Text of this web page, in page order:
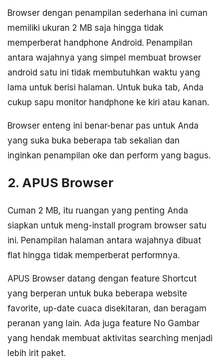
Browser dengan penampilan sederhana ini cuman
memiliki ukuran 2 MB saja hingga tidak
memperberat handphone Android. Penampilan
antara wajahnya yang simpel membuat browser
android satu ini tidak membutuhkan waktu yang
lama untuk berisi halaman. Untuk buka tab, Anda
cukup sapu monitor handphone ke kiri atau kanan.
Browser enteng ini benar-benar pas untuk Anda
yang suka buka beberapa tab sekalian dan
inginkan penampilan oke dan perform yang bagus.
2. APUS Browser
Cuman 2 MB, itu ruangan yang penting Anda
siapkan untuk meng-install program browser satu
ini. Penampilan halaman antara wajahnya dibuat
flat hingga tidak memperberat performnya.
APUS Browser datang dengan feature Shortcut
yang berperan untuk buka beberapa website
favorite, up-date cuaca disekitaran, dan beragam
peranan yang lain. Ada juga feature No Gambar
yang hendak membuat aktivitas searching menjadi
lebih irit paket.